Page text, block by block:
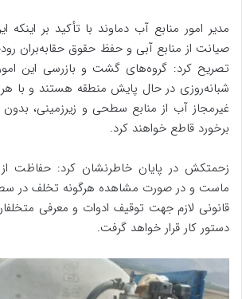
مدیر امور منابع آب دماوند با تأکید بر اینکه
صیانت از منابع آبی و حفظ حقوق حقابه‌بران
تصریح کرد: گروه‌های گشت و بازرسی این
شبانه‌روزی در حال پایش منطقه هستند و با
غیرمجاز آب از منابع سطحی و زیرزمینی،
برخورد قاطع خواهند کرد.
زحمتکش در پایان خاطرنشان کرد: حفاظت
ماست و در صورت مشاهده هرگونه تخلف در
قانونی لازم جهت توقیف ادوات و معرفی
دستور کار قرار خواهد گرفت.